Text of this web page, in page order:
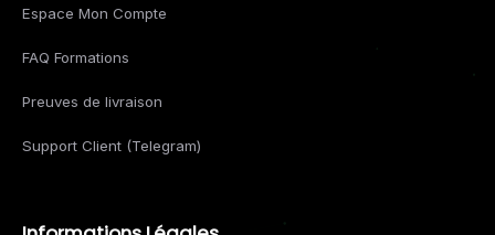
Espace Mon Compte
FAQ Formations
Preuves de livraison
Support Client (Telegram)